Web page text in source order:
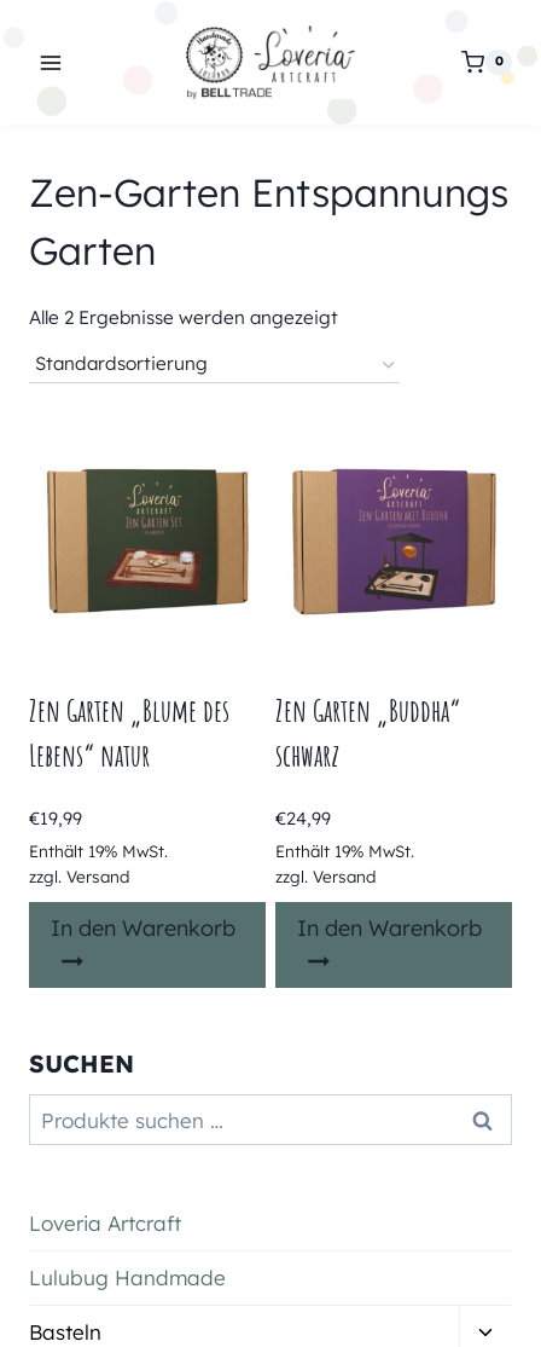
0
Zen-Garten Entspannungs
Garten
Alle 2 Ergebnisse werden angezeigt
Zen Garten „Blume des
Lebens“ natur
€19,99
Enthält 19% MwSt.
zzgl. Versand
In den Warenkorb
Zen Garten „Buddha“
schwarz
€24,99
Enthält 19% MwSt.
zzgl. Versand
In den Warenkorb
SUCHEN
Suchen
nach:
Suchen
Loveria Artcraft
Lulubug Handmade
Basteln